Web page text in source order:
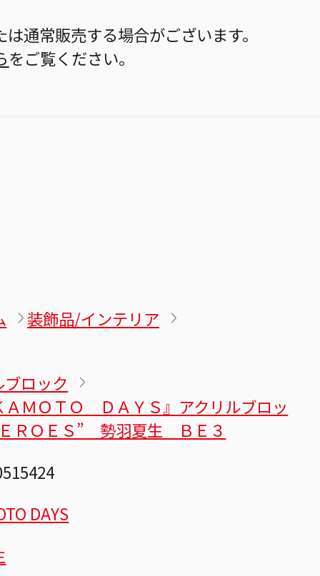
通常販売する場合がございます。
をご覧ください。
装飾品/インテリア
ロック
ＡＭＯＴＯ ＤＡＹＳ』アクリルブロッ
ＲＯＥＳ” 勢羽夏生 ＢＥ３
DAYS